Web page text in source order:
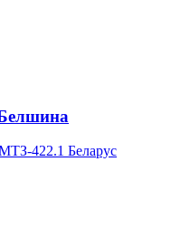
422.1 Беларус